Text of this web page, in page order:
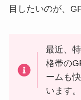
目したいのが、
最近、
格帯の
ームも
います。